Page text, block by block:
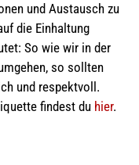
und Austausch zu
die Einhaltung
So wie wir in der
so sollten
und respektvoll.
findest du hier.